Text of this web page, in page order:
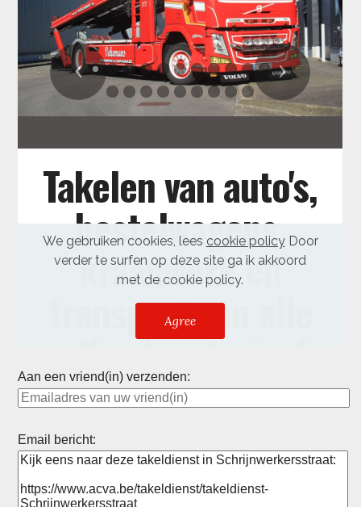
Aan een vriend(in) verzenden:
Email bericht: